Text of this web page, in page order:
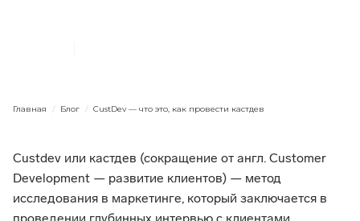
Главная / Блог / CustDev — что это, как провести кастдев
Custdev или кастдев (сокращение от англ. Customer
Development — развитие клиентов) — метод
исследования в маркетинге, который заключается в